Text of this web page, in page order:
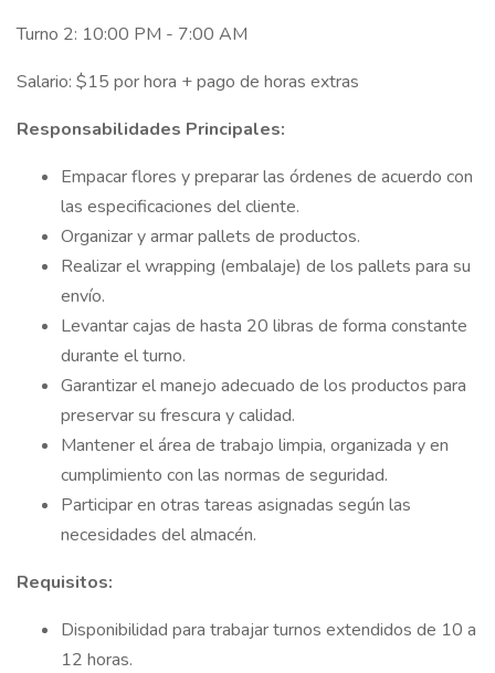
Turno 2: 10:00 PM - 7:00 AM
Salario: $15 por hora + pago de horas extras
Responsabilidades Principales:
Empacar flores y preparar las órdenes de acuerdo con
las especificaciones del cliente.
Organizar y armar pallets de productos.
Realizar el wrapping (embalaje) de los pallets para su
envío.
Levantar cajas de hasta 20 libras de forma constante
durante el turno.
Garantizar el manejo adecuado de los productos para
preservar su frescura y calidad.
Mantener el área de trabajo limpia, organizada y en
cumplimiento con las normas de seguridad.
Participar en otras tareas asignadas según las
necesidades del almacén.
Requisitos:
Disponibilidad para trabajar turnos extendidos de 10 a
12 horas.